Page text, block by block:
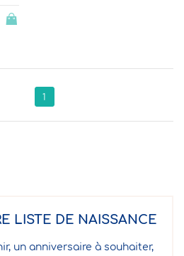
1
LISTE DE NAISSANCE
un anniversaire à souhaiter,